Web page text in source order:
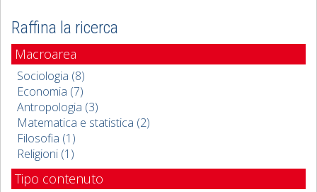
Raffina la ricerca
Macroarea
Sociologia (8)
Economia (7)
Antropologia (3)
Matematica e statistica (2)
Filosofia (1)
Religioni (1)
Tipo contenuto